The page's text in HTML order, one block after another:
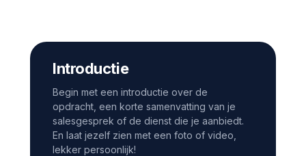
Introductie
Begin met een introductie over de
opdracht, een korte samenvatting van je
salesgesprek of de dienst die je aanbiedt.
En laat jezelf zien met een foto of video,
lekker persoonlijk!